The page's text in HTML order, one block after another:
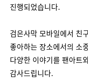
진행되었습니다.
검은사막 모바일에서 친
좋아하는 장소에서의 소
다양한 이야기를 팬아트
감사드립니다.